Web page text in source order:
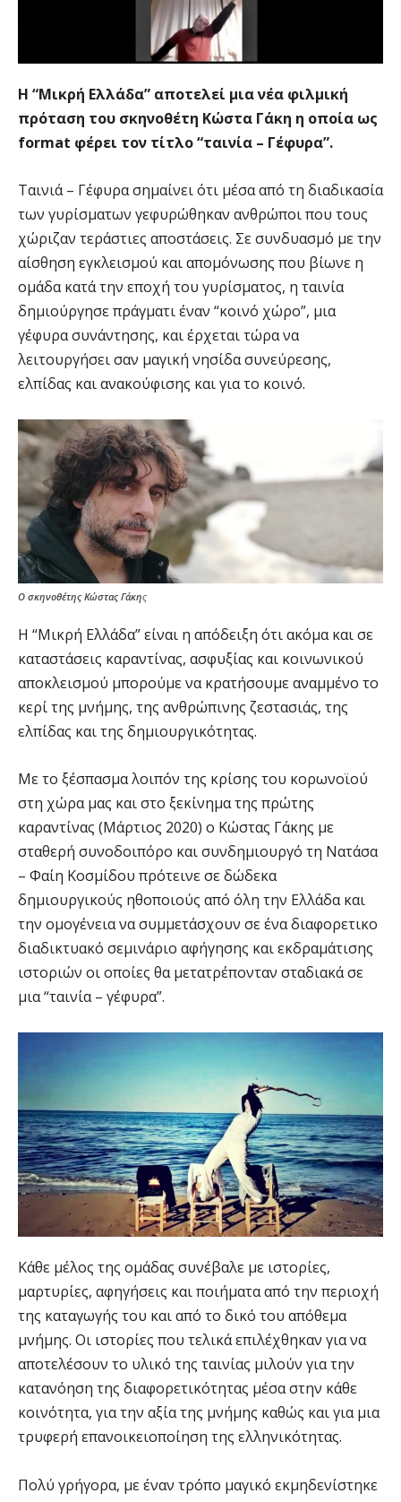
Η “Μικρή Ελλάδα” αποτελεί μια νέα φιλμική
πρόταση του σκηνοθέτη Κώστα Γάκη η οποία ως
format φέρει τον τίτλο “ταινία – Γέφυρα”.
Ταινιά – Γέφυρα σημαίνει ότι μέσα από τη διαδικασία
των γυρίσματων γεφυρώθηκαν ανθρώποι που τους
χώριζαν τεράστιες αποστάσεις. Σε συνδυασμό με την
αίσθηση εγκλεισμού και απομόνωσης που βίωνε η
ομάδα κατά την εποχή του γυρίσματος, η ταινία
δημιούργησε πράγματι έναν “κοινό χώρο”, μια
γέφυρα συνάντησης, και έρχεται τώρα να
λειτουργήσει σαν μαγική νησίδα συνεύρεσης,
ελπίδας και ανακούφισης και για το κοινό.
Ο σκηνοθέτης Κώστας Γάκης
Η “Μικρή Ελλάδα” είναι η απόδειξη ότι ακόμα και σε
καταστάσεις καραντίνας, ασφυξίας και κοινωνικού
αποκλεισμού μπορούμε να κρατήσουμε αναμμένο το
κερί της μνήμης, της ανθρώπινης ζεστασιάς, της
ελπίδας και της δημιουργικότητας.
Με το ξέσπασμα λοιπόν της κρίσης του κορωνοϊού
στη χώρα μας και στο ξεκίνημα της πρώτης
καραντίνας (Μάρτιος 2020) ο Κώστας Γάκης με
σταθερή συνοδοιπόρο και συνδημιουργό τη Νατάσα
– Φαίη Κοσμίδου πρότεινε σε δώδεκα
δημιουργικούς ηθοποιούς από όλη την Ελλάδα και
την ομογένεια να συμμετάσχουν σε ένα διαφορετικο
διαδικτυακό σεμινάριο αφήγησης και εκδραμάτισης
ιστοριών οι οποίες θα μετατρέπονταν σταδιακά σε
μια “ταινία – γέφυρα”.
Κάθε μέλος της ομάδας συνέβαλε με ιστορίες,
μαρτυρίες, αφηγήσεις και ποιήματα από την περιοχή
της καταγωγής του και από το δικό του απόθεμα
μνήμης. Οι ιστορίες που τελικά επιλέχθηκαν για να
αποτελέσουν το υλικό της ταινίας μιλούν για την
κατανόηση της διαφορετικότητας μέσα στην κάθε
κοινότητα, για την αξία της μνήμης καθώς και για μια
τρυφερή επανοικειοποίηση της ελληνικότητας.
Πολύ γρήγορα, με έναν τρόπο μαγικό εκμηδενίστηκε